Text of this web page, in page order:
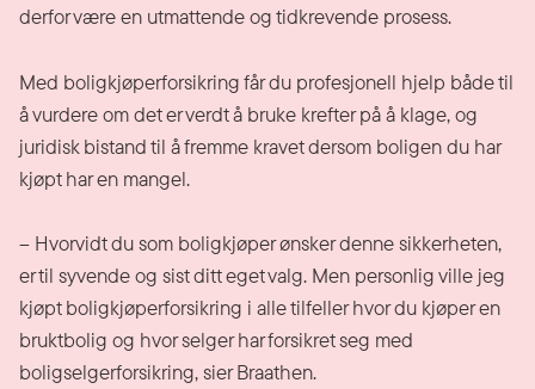
derfor være en utmattende og tidkrevende prosess.
Med boligkjøperforsikring får du profesjonell hjelp både til
å vurdere om det er verdt å bruke krefter på å klage, og
juridisk bistand til å fremme kravet dersom boligen du har
kjøpt har en mangel.
– Hvorvidt du som boligkjøper ønsker denne sikkerheten,
er til syvende og sist ditt eget valg. Men personlig ville jeg
kjøpt boligkjøperforsikring i alle tilfeller hvor du kjøper en
bruktbolig og hvor selger har forsikret seg med
boligselgerforsikring, sier Braathen.